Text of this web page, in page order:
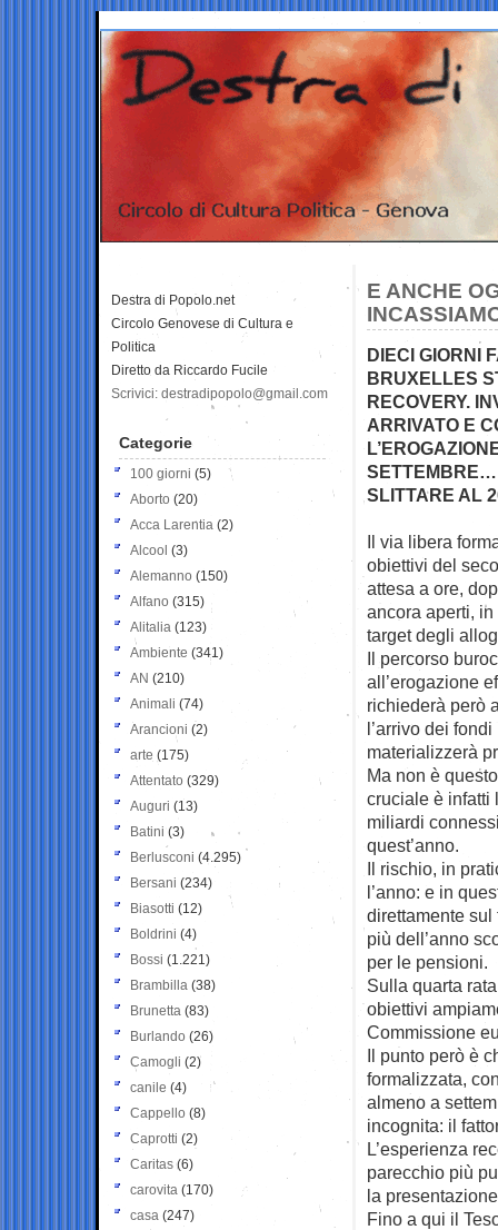
E ANCHE
DIECI GIORNI
BRUXELLES
RECOVERY.
ARRIVATO E
SETTEMBRE…
SLITTARE AL
Il via libera
obiettivi del
attesa a ore,
ancora aperti,
target degli
Il percorso
all’erogazione
richiederà però
l’arrivo dei
materializzerà
Ma non è
cruciale è infatti
miliardi
quest’anno.
Il rischio, in
l’anno: e in
direttamente
più dell’anno
per le pensioni.
Sulla quarta
obiettivi
Commissione
Il punto però è
formalizzata,
almeno a
incognita: il
L’esperienza
parecchio più
la
Fino a qui il
Destra di Popolo.net
Circolo Genovese di Cultura e
Politica
Diretto da Riccardo Fucile
Scrivici: destradipopolo@gmail.com
Categorie
100 giorni (5)
Aborto (20)
Acca Larentia (2)
Alcool (3)
Alemanno (150)
Alfano (315)
Alitalia (123)
Ambiente (341)
AN (210)
Animali (74)
Arancioni (2)
arte (175)
Attentato (329)
Auguri (13)
Batini (3)
Berlusconi (4.295)
Bersani (234)
Biasotti (12)
Boldrini (4)
Bossi (1.221)
Brambilla (38)
Brunetta (83)
Burlando (26)
Camogli (2)
canile (4)
Cappello (8)
Caprotti (2)
Caritas (6)
carovita (170)
casa (247)